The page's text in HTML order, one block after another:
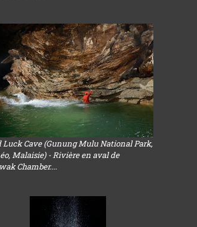
Luck Cave (Gunung Mulu National Park,
Malaisie) - Rivière en aval de
Chamber....